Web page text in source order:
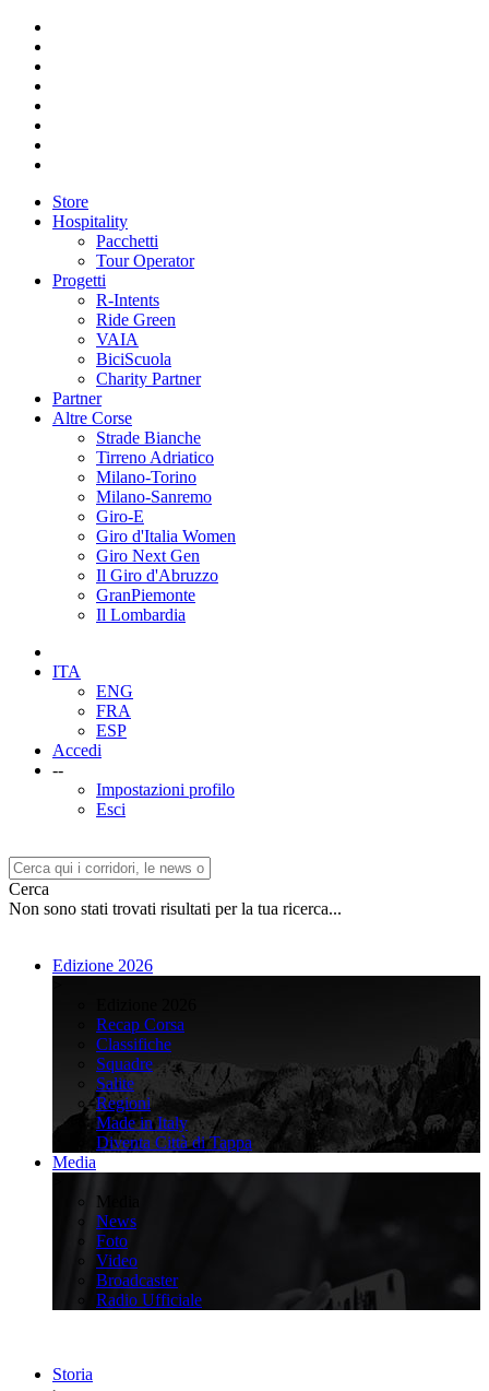
Store
Hospitality
Pacchetti
Tour Operator
Progetti
R-Intents
Ride Green
VAIA
BiciScuola
Charity Partner
Partner
Altre Corse
Strade Bianche
Tirreno Adriatico
Milano-Torino
Milano-Sanremo
Giro-E
Giro d'Italia Women
Giro Next Gen
Il Giro d'Abruzzo
GranPiemonte
Il Lombardia
ITA
ENG
FRA
ESP
Accedi
--
Impostazioni profilo
Esci
Cerca
Non sono stati trovati risultati per la tua ricerca...
Edizione 2026
Recap Corsa
Classifiche
Squadre
Salite
Regioni
Made in Italy
Diventa Città di Tappa
Media
Media
News
Foto
Video
Broadcaster
Radio Ufficiale
Storia